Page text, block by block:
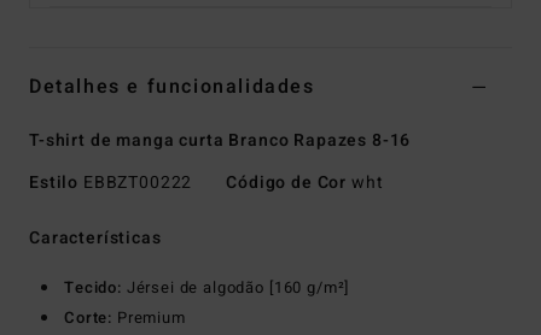
Detalhes e funcionalidades
T-shirt de manga curta Branco Rapazes 8-16
Estilo EBBZT00222 Código de Cor wht
Características
Tecido: Jérsei de algodão [160 g/m²]
Corte: Premium